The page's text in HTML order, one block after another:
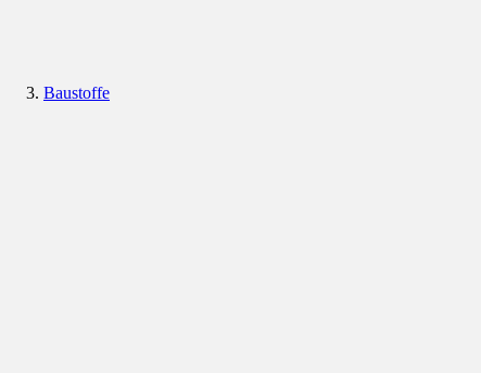
Baustoffe